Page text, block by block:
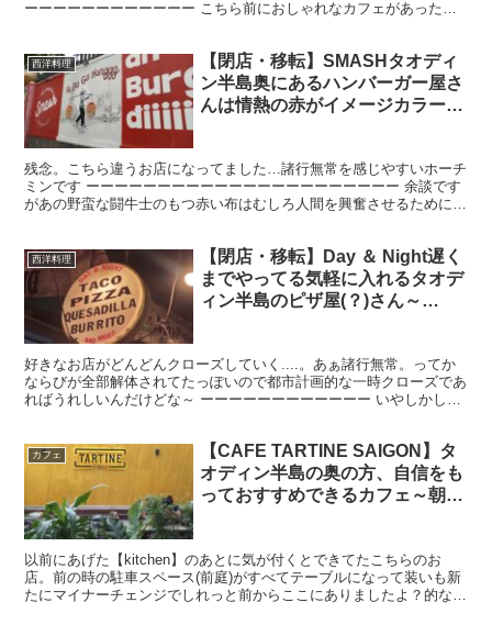
ーーーーーーーーーーーー こちら前におしゃれなカフェがあったと
西洋料理
【閉店・移転】SMASHタオディ
ン半島奥にあるハンバーガー屋さ
んは情熱の赤がイメージカラーで
残念。こちら違うお店になってました…諸行無常を感じやすいホーチ
ミンです ーーーーーーーーーーーーーーーーーーーーーー 余談です
があの野蛮な闘牛士のもつ赤い布はむしろ人間を興奮させるために使
西洋料理
【閉店・移転】Day ＆ Night遅く
までやってる気軽に入れるタオデ
ィン半島のピザ屋(？)さん～
好きなお店がどんどんクローズしていく....。あぁ諸行無常。ってか
ならびが全部解体されてたっぽいので都市計画的な一時クローズであ
ればうれしいんだけどな～ ーーーーーーーーーーーー いやしかし自
カフェ
【CAFE TARTINE SAIGON】タ
オディン半島の奥の方、自信をも
っておすすめできるカフェ～朝ご
以前にあげた【kitchen】のあとに気が付くとできてたこちらのお
店。前の時の駐車スペース(前庭)がすべてテーブルになって装いも新
たにマイナーチェンジでしれっと前からここにありましたよ？的な感